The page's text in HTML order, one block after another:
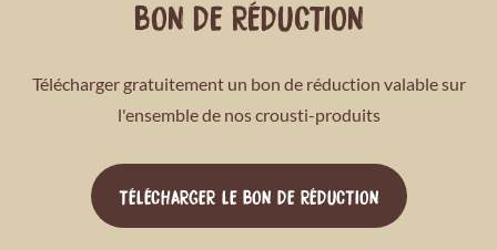
BON DE RÉDUCTION
Télécharger gratuitement un bon de réduction valable sur
l'ensemble de nos crousti-produits
TÉLÉCHARGER LE BON DE RÉDUCTION